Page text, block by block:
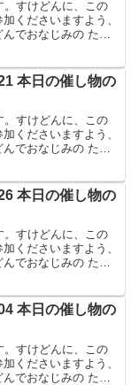
。すけどんに、この
くださいますよう、
でおなじみの たま
本日の催し物の
。すけどんに、この
くださいますよう、
でおなじみの たま
本日の催し物の
。すけどんに、この
くださいますよう、
でおなじみの たま
本日の催し物の
。すけどんに、この
くださいますよう、
でおなじみの たま